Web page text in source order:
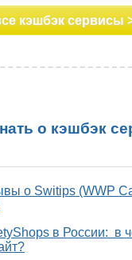
кэшбэк сервисы
о кэшбэк
о Switips (WWP
в России: в